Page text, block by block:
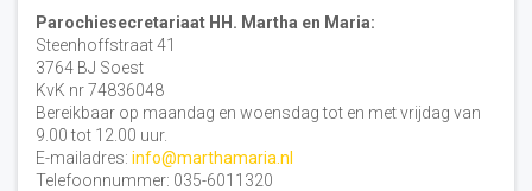
Parochiesecretariaat HH. Martha en Maria:
Steenhoffstraat 41
3764 BJ Soest
KvK nr 74836048
Bereikbaar op maandag en woensdag tot en met vrijdag van
9.00 tot 12.00 uur.
E-mailadres: info@marthamaria.nl
Telefoonnummer: 035-6011320